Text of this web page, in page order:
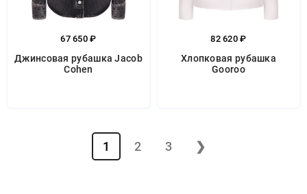
67 650 ₽
Джинсовая рубашка Jacob
Cohen
82 620 ₽
Хлопковая рубашка
Gooroo
1 2 3 ❯